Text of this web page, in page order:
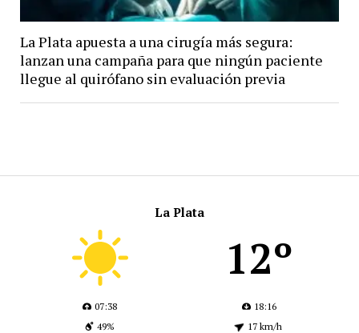
La Plata
12º
07:38
18:16
49%
17 km/h
La Plata apuesta a una cirugía más segura:
lanzan una campaña para que ningún paciente
llegue al quirófano sin evaluación previa